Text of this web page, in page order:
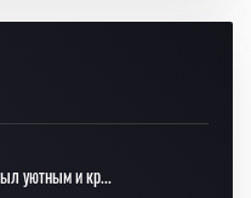
уютным и кр...